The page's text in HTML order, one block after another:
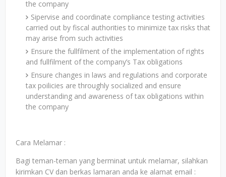
the company
Sipervise and coordinate compliance testing activities
carried out by fiscal authorities to minimize tax risks that
may arise from such activities
Ensure the fullfilment of the implementation of rights
and fullfilment of the company’s Tax obligations
Ensure changes in laws and regulations and corporate
tax poilicies are throughly socialized and ensure
understanding and awareness of tax obligations within
the company
Cara Melamar :
Bagi teman-teman yang berminat untuk melamar, silahkan
kirimkan CV dan berkas lamaran anda ke alamat email :